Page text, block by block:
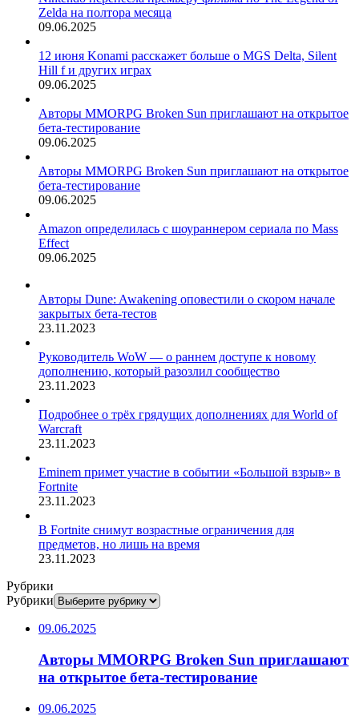
Zelda на полтора месяца
09.06.2025
12 июня Konami расскажет больше о MGS Delta, Silent
Hill f и других играх
09.06.2025
Авторы MMORPG Broken Sun приглашают на открытое
бета-тестирование
09.06.2025
Авторы MMORPG Broken Sun приглашают на открытое
бета-тестирование
09.06.2025
Amazon определилась с шоураннером сериала по Mass
Effect
09.06.2025
Авторы Dune: Awakening оповестили о скором начале
закрытых бета-тестов
23.11.2023
Руководитель WoW — о раннем доступе к новому
дополнению, который разозлил сообщество
23.11.2023
Подробнее о трёх грядущих дополнениях для World of
Warcraft
23.11.2023
Eminem примет участие в событии «Большой взрыв» в
Fortnite
23.11.2023
В Fortnite снимут возрастные ограничения для
предметов, но лишь на время
23.11.2023
Рубрики
Рубрики
09.06.2025
Авторы MMORPG Broken Sun приглашают
на открытое бета-тестирование
09.06.2025